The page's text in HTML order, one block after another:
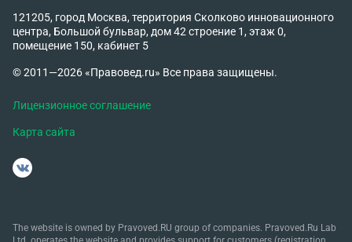
121205, город Москва, территория Сколково инновационного
центра, Большой бульвар, дом 42 строение 1, этаж 0,
помещение 150, кабинет 5
© 2011—2026 «Правовед.ru» Все права защищены.
Лицензионное соглашение
Карта сайта
The website is owned by Pravoved.RU group of companies. Pravoved.Ru Lab